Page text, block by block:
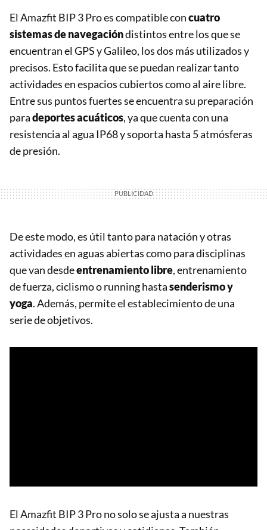
El Amazfit BIP 3 Pro es compatible concuatro
sistemas de navegacióndistintos entre los que se
encuentran el GPS y Galileo, los dos más utilizados y
precisos. Esto facilita que se puedan realizar tanto
actividades en espacios cubiertos como al aire libre.
Entre sus puntos fuertes se encuentra su preparación
paradeportes acuáticos, ya que cuenta con una
resistencia al agua IP68 y soporta hasta 5 atmósferas
de presión.
De este modo, es útil tanto para natación y otras
actividades en aguas abiertas como para disciplinas
que van desdeentrenamiento libre, entrenamiento
de fuerza, ciclismo o running hastasenderismo y
yoga. Además, permite el establecimiento de una
serie de objetivos.
El Amazfit BIP 3 Pro no solo se ajusta a nuestras